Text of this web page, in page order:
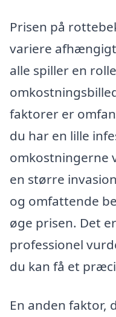
Prisen på
variere
alle spiller en
faktorer er
du har en lille
omkostningerne
en større
og omfattende
øge prisen. Det
professionel
du kan få et
En anden faktor,